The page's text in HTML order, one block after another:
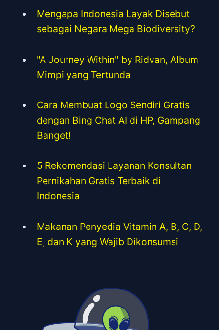
Mengapa Indonesia Layak Disebut
sebagai Negara Mega Biodiversity?
"A Journey Within" by Ridvan, Album
Mimpi yang Tertunda
Cara Membuat Logo Sendiri Gratis
dengan Bing Chat AI di HP, Gampang
Banget!
5 Rekomendasi Layanan Konsultan
Pernikahan Gratis Terbaik di
Indonesia
Makanan Penyedia Vitamin A, B, C, D,
E, dan K yang Wajib Dikonsumsi